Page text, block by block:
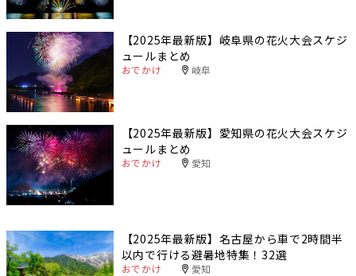
【2025年最新版】岐阜県の花火大会スケジ
ュールまとめ
おでかけ 岐阜
【2025年最新版】愛知県の花火大会スケジ
ュールまとめ
おでかけ 愛知
【2025年最新版】名古屋から車で2時間半
以内で行ける避暑地特集！32選
おでかけ 愛知